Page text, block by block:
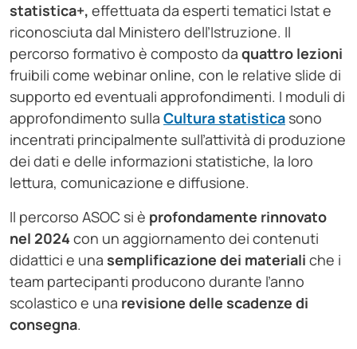
statistica+, effettuata da esperti tematici Istat e
riconosciuta dal Ministero dell’Istruzione. Il
percorso formativo è composto da quattro lezioni
fruibili come webinar online, con le relative slide di
supporto ed eventuali approfondimenti. I moduli di
approfondimento sulla Cultura statistica sono
incentrati principalmente sull’attività di produzione
dei dati e delle informazioni statistiche, la loro
lettura, comunicazione e diffusione.
Il percorso ASOC si è profondamente rinnovato
nel 2024 con un aggiornamento dei contenuti
didattici e una semplificazione dei materiali che i
team partecipanti producono durante l’anno
scolastico e una revisione delle scadenze di
consegna.